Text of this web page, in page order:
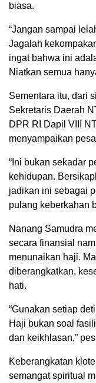
biasa.
“Jangan sampai
Jagalah
ingat bahwa ini
Niatkan semua
Sementara itu, dari
Sekretaris Daerah
DPR RI Dapil VIII
menyampaikan
“Ini bukan sekadar
kehidupan.
jadikan ini sebagai
pulang keberkahan
Nanang Samudra
secara finansial
menunaikan haji.
diberangkatkan,
hati.
“Gunakan setiap
Haji bukan soal
dan keikhlasan,”
Keberangkatan
semangat spiritual